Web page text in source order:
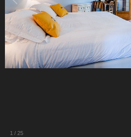
1 / 25